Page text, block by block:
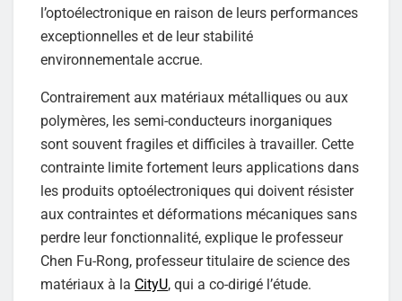
l’optoélectronique en raison de leurs performances
exceptionnelles et de leur stabilité
environnementale accrue.
Contrairement aux matériaux métalliques ou aux
polymères, les semi-conducteurs inorganiques
sont souvent fragiles et difficiles à travailler. Cette
contrainte limite fortement leurs applications dans
les produits optoélectroniques qui doivent résister
aux contraintes et déformations mécaniques sans
perdre leur fonctionnalité, explique le professeur
Chen Fu-Rong, professeur titulaire de science des
matériaux à la CityU, qui a co-dirigé l’étude.